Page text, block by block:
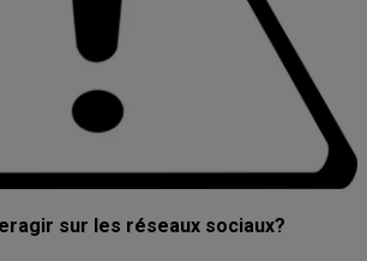
sur les réseaux sociaux?